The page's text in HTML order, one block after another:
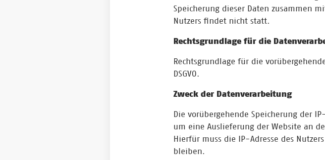
Speicherung dieser Daten zusammen
Nutzers findet nicht statt.
Rechtsgrundlage für die
Rechtsgrundlage für die
DSGVO.
Zweck der Datenverarbeitung
Die vorübergehende Speicherung der
um eine Auslieferung der Website an
Hierfür muss die IP-Adresse des
bleiben.